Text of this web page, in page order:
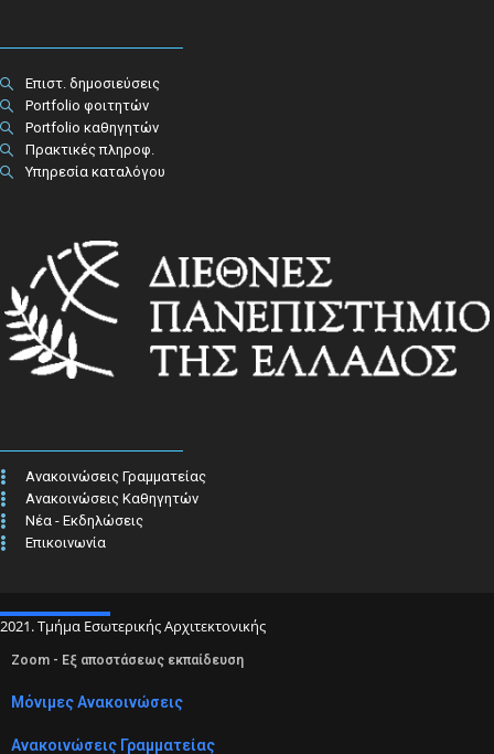
Επιστ. δημοσιεύσεις
Portfolio φοιτητών
Portfolio καθηγητών
Πρακτικές πληροφ.​
Υπηρεσία καταλόγου
Ανακοινώσεις Γραμματείας
Ανακοινώσεις Καθηγητών
Νέα - Εκδηλώσεις
Επικοινωνία
2021. Τμήμα Εσωτερικής Αρχιτεκτονικής
Zoom - Εξ αποστάσεως εκπαίδευση
Μόνιμες Ανακοινώσεις
Ανακοινώσεις Γραμματείας